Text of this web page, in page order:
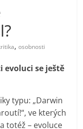
,osobnosti
se ještě
typu: „Darwin
ve kterých
totéž – evoluce